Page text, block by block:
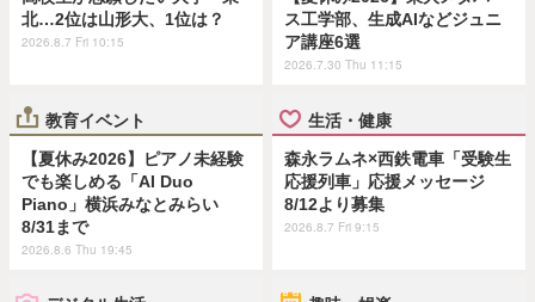
北…2位は山形大、1位は？
2026.8.7 Fri 10:15
ス工学部、生成AIなどジュニ
ア講座6選
2026.7.30 Thu 11:15
教育イベント
【夏休み2026】ピアノ未経験
でも楽しめる「AI Duo
Piano」横浜みなとみらい
8/31まで
2026.8.6 Thu 19:45
生活・健康
森永ラムネ×西鉄電車「受験生
応援列車」応援メッセージ
8/12より募集
2026.8.7 Fri 9:15